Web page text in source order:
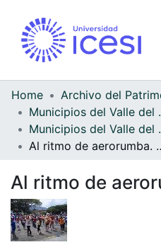
Home
Al ritmo
Al ritmo de